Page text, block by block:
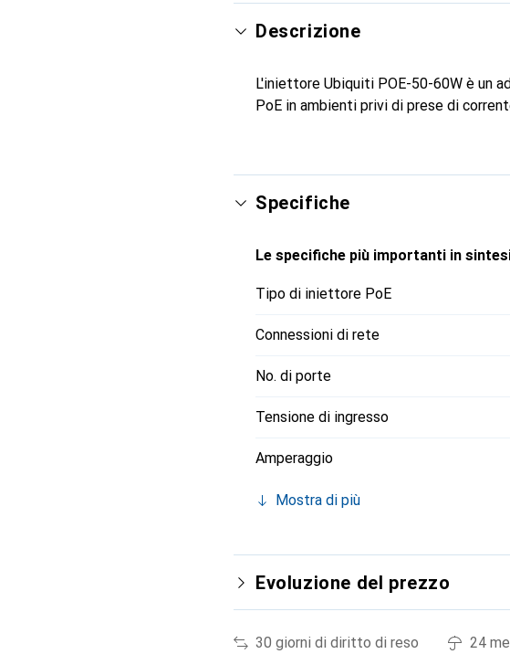
Descrizione
L'iniettore Ubiquiti POE-50-60W è un
PoE in ambienti privi di prese di
Specifiche
Le specifiche più importanti in
Tipo di iniettore PoE
Connessioni di rete
No. di porte
Tensione di ingresso
Amperaggio
Mostra di più
Evoluzione del prezzo
30 giorni di diritto di reso
24